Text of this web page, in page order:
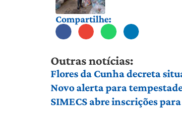
Compartilhe:
Outras notícias:
Flores da Cunha decreta
Novo alerta para
SIMECS abre inscrições